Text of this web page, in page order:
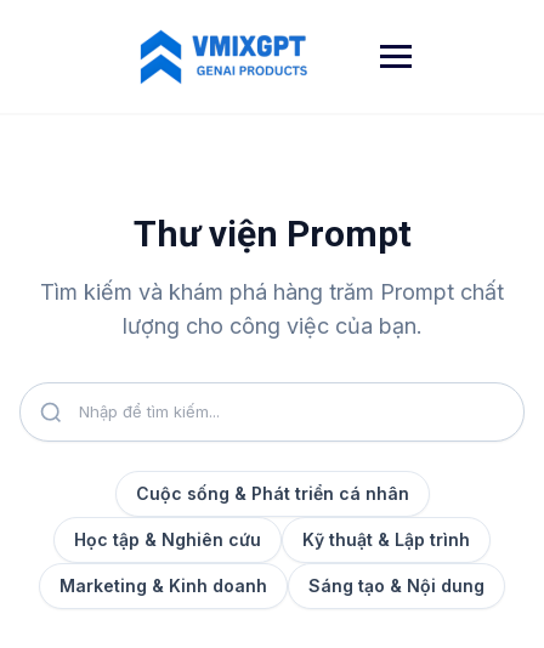
Thư viện Prompt
Tìm kiếm và khám phá hàng trăm Prompt chất
lượng cho công việc của bạn.
Cuộc sống & Phát triển cá nhân
Học tập & Nghiên cứu Kỹ thuật & Lập trình
Marketing & Kinh doanh Sáng tạo & Nội dung